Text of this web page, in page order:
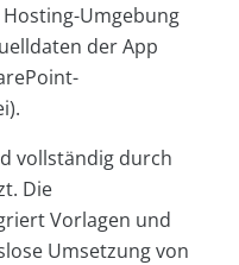
Umgebung
der App
vollständig durch
Die
Vorlagen und
Umsetzung von